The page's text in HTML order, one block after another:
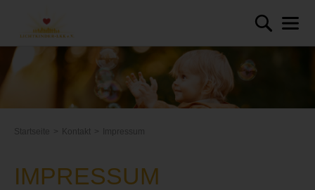
Startseite Kontakt Impressum
IMPRESSUM